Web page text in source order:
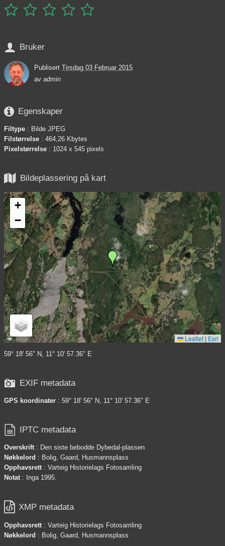
    
 Bruker
Publisert Tirsdag 03 Februar 2015
av admin
 Egenskaper
Filtype : Bilde JPEG
Filstørrelse : 464,26 Kbytes
Pixelstørrelse : 1024 x 545 pixels
 Bildeplassering på kart
+
−
Leaflet | Esri
59° 18' 56" N, 11° 10' 57.36" E
 EXIF metadata
GPS koordinater : 59° 18' 56" N, 11° 10' 57.36" E
 IPTC metadata
Overskrift : Den siste bebodde Dybedal-plassen
Nøkkelord : Bolig, Gaard, Husmannsplass
Opphavsrett : Varteig Historielags Fotosamling
Notat : Inga 1995.
 XMP metadata
Opphavsrett : Varteig Historielags Fotosamling
Nøkkelord : Bolig, Gaard, Husmannsplass